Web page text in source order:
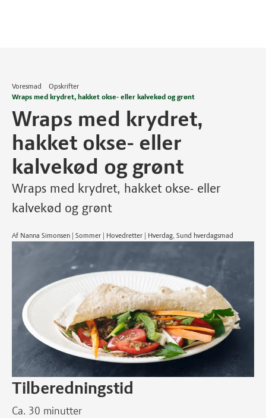
Voresmad
Opskrifter
Wraps med krydret, hakket okse- eller kalvekød og grønt
Wraps med krydret,
hakket okse- eller
kalvekød og grønt
Wraps med krydret, hakket okse- eller
kalvekød og grønt
Af Nanna Simonsen | Sommer | Hovedretter | Hverdag, Sund hverdagsmad
Tilberedningstid
Ca. 30 minutter